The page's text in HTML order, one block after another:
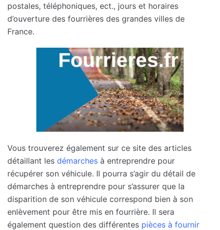
postales, téléphoniques, ect., jours et horaires
d’ouverture des fourrières des grandes villes de
France.
Vous trouverez également sur ce site des articles
détaillant les démarches à entreprendre pour
récupérer son véhicule. Il pourra s’agir du détail de
démarches à entreprendre pour s’assurer que la
disparition de son véhicule correspond bien à son
enlèvement pour être mis en fourrière. Il sera
également question des différentes pièces à fournir